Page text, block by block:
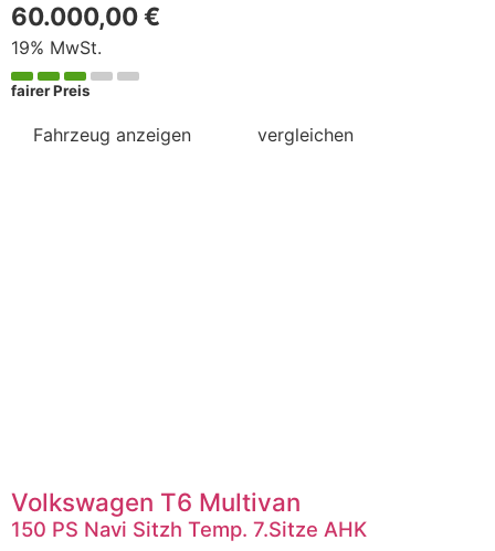
60.000,00 €
19% MwSt.
fairer Preis
Fahrzeug anzeigen vergleichen
Volkswagen T6 Multivan
150 PS Navi Sitzh Temp. 7.Sitze AHK